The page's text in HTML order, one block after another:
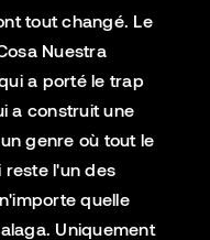
tout changé. Le
Nuestra
a porté le trap
a construit une
genre où tout le
l'un des
quelle
Uniquement